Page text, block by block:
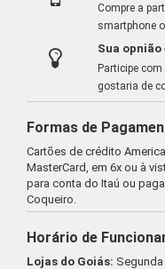
Compre a
smartphone
Sua
Participe
gostaria de
Formas de
Cartões de crédito
MasterCard, em 6x ou à
para conta do Itaú ou
Coqueiro.
Horário de
Lojas do Goiás: Segunda